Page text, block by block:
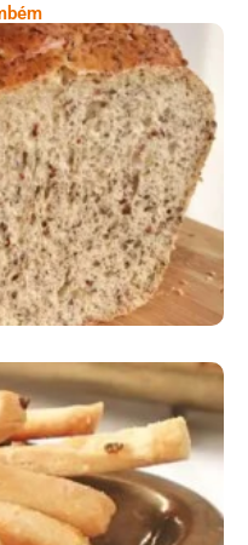
Low Carb
Cebola E Salsa